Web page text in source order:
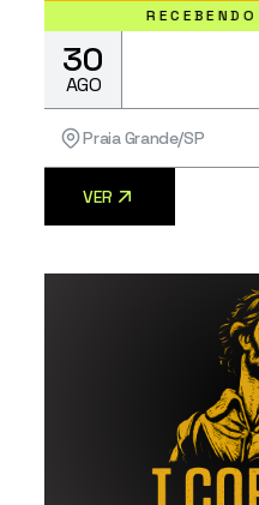
RECEBENDO INSCRIÇÕES
30
AGO
Praia Grande/SP
VER